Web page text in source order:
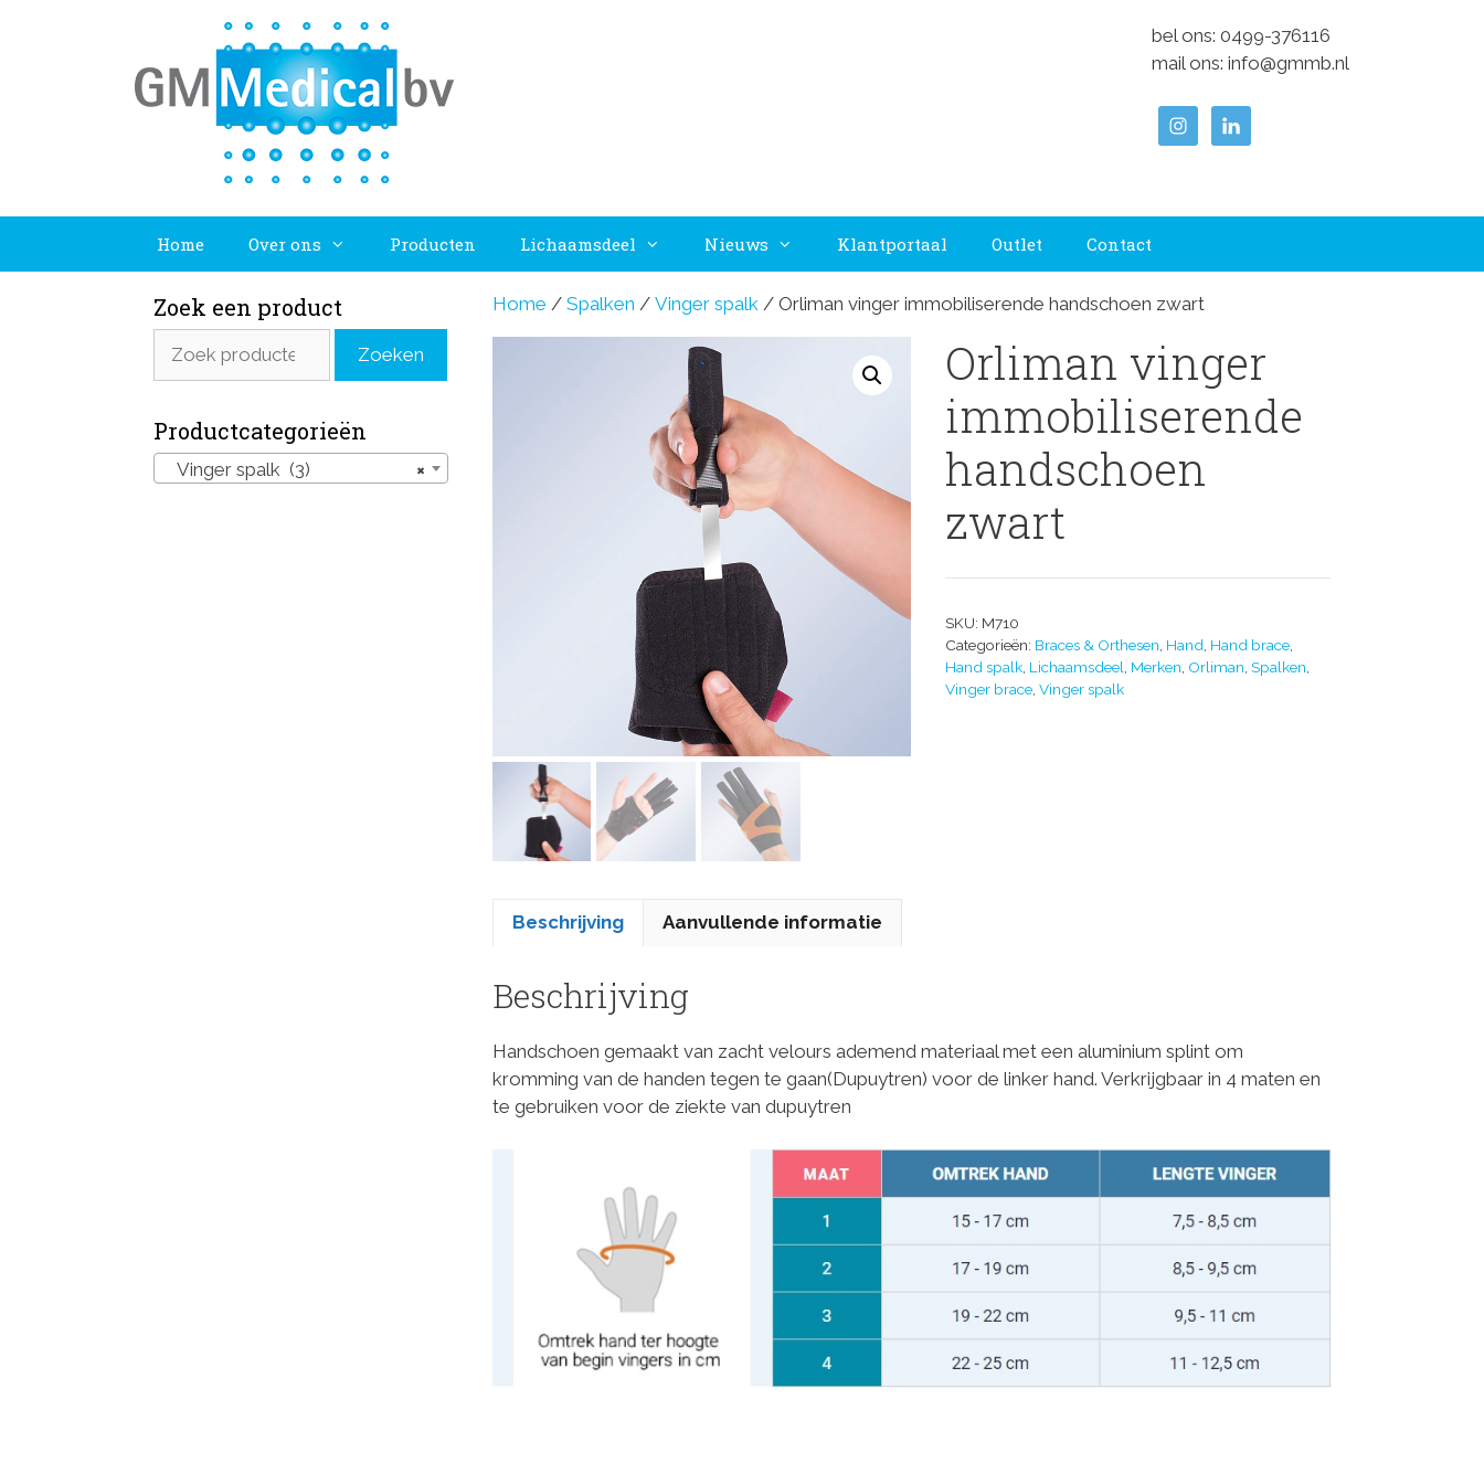
bel ons: 0499-376116
mail ons: info@gmmb.nl
Home Over ons Producten Lichaamsdeel Nieuws Klantportaal Outlet Contact
Home / Spalken / Vinger spalk/ Orliman vinger immobiliserende handschoen zwart
Orliman vinger
immobiliserende
handschoen
zwart
SKU: M710
Categorieën: Braces & Orthesen Hand Hand brace,
Hand spalk, Lichaamsdeel Merken Orliman Spalken
Vinger brace, Vinger spalk
Beschrijving Aanvullende informatie
Beschrijving
Handschoen gemaakt van zacht velours ademend materiaal met een aluminium splint om
kromming van de handen tegen te gaan(Dupuytren) voor de linker hand. Verkrijgbaar in 4 maten en
te gebruiken voor de ziekte van dupuytren
Zoek een product
Zoeken
Productcategorieën
×
Vinger spalk (3)